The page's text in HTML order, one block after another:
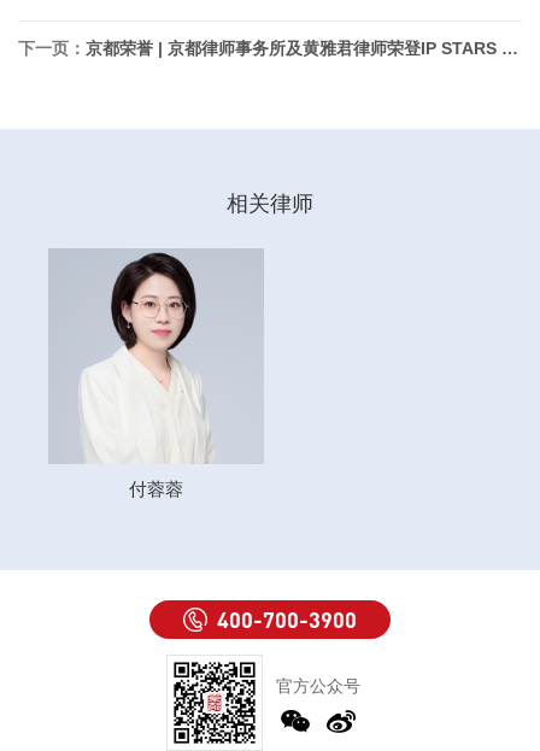
下一页： 京都荣誉 | 京都律师事务所及黄雅君律师荣登IP STARS 2026年度榜单
相关律师
付蓉蓉
400-700-3900
官方公众号